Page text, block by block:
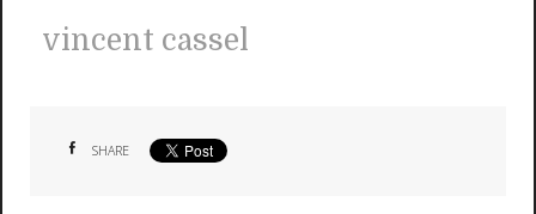
vincent cassel
SHARE